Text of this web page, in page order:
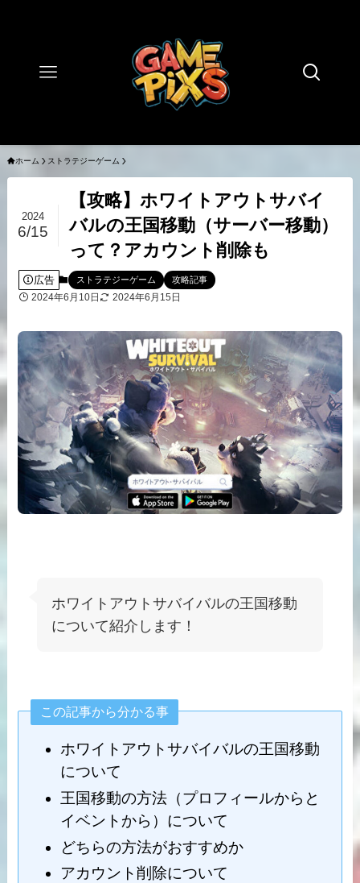
ホーム ストラテジーゲーム
【攻略】ホワイトアウトサバイ
バルの王国移動（サーバー移動）
って？アカウント削除も
2024
6/15
広告 ストラテジーゲーム 攻略記事
2024年6月10日 2024年6月15日
ホワイトアウトサバイバルの王国移動
について紹介します！
この記事から分かる事
ホワイトアウトサバイバルの王国移動
について
王国移動の方法（プロフィールからと
イベントから）について
どちらの方法がおすすめか
アカウント削除について